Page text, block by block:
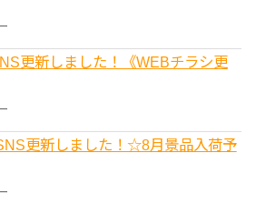
更新しました！《WEBチラシ更
更新しました！☆8月景品入荷予